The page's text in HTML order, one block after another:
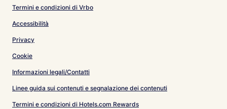
Termini e condizioni di Vrbo
Accessibilità
Privacy
Cookie
Informazioni legali/Contatti
Linee guida sui contenuti e segnalazione dei contenuti
Termini e condizioni di Hotels.com Rewards